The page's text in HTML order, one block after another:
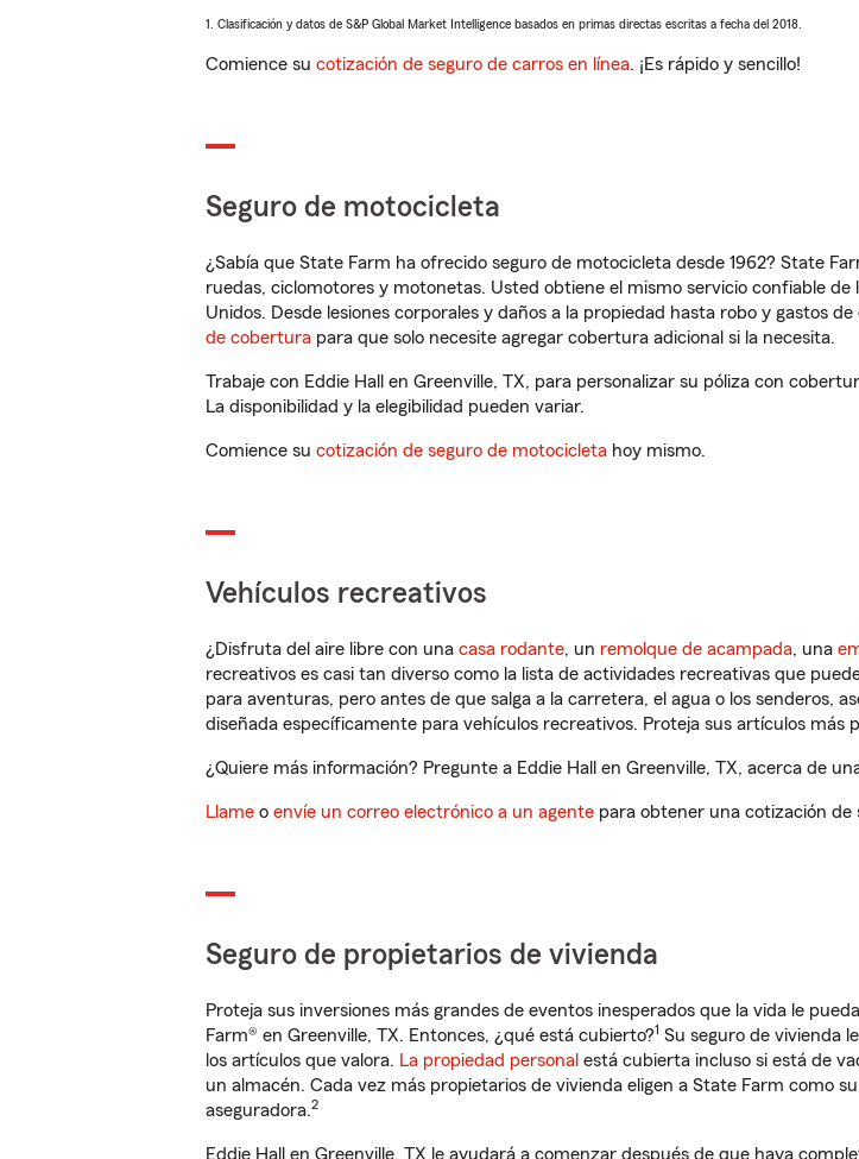
1. Clasificación y datos de S&P Global Market Intelligence basados en primas directas escritas a fecha del 2018.
Comience su cotización de seguro de carros en línea. ¡Es rápido y sencillo!
Seguro de motocicleta
¿Sabía que State Farm ha ofrecido seguro de motocicleta desde 1962? State
ruedas, ciclomotores y motonetas. Usted obtiene el mismo servicio confiable de
Unidos. Desde lesiones corporales y daños a la propiedad hasta robo y gastos
de cobertura para que solo necesite agregar cobertura adicional si la necesita.
Trabaje con Eddie Hall en Greenville, TX, para personalizar su póliza con
La disponibilidad y la elegibilidad pueden variar.
Comience su cotización de seguro de motocicleta hoy mismo.
Vehículos recreativos
¿Disfruta del aire libre con una casa rodante, un remolque de acampada, una
recreativos es casi tan diverso como la lista de actividades recreativas que
para aventuras, pero antes de que salga a la carretera, el agua o los senderos,
diseñada específicamente para vehículos recreativos. Proteja sus artículos más
¿Quiere más información? Pregunte a Eddie Hall en Greenville, TX, acerca de
Llame o envíe un correo electrónico a un agente para obtener una cotización de
Seguro de propietarios de vivienda
Proteja sus inversiones más grandes de eventos inesperados que la vida le
Farm® en Greenville, TX. Entonces, ¿qué está cubierto?1 Su seguro de vivienda
los artículos que valora. La propiedad personal está cubierta incluso si está de
un almacén. Cada vez más propietarios de vivienda eligen a State Farm como
aseguradora.2
Eddie Hall en Greenville, TX le ayudará a comenzar después de que haya